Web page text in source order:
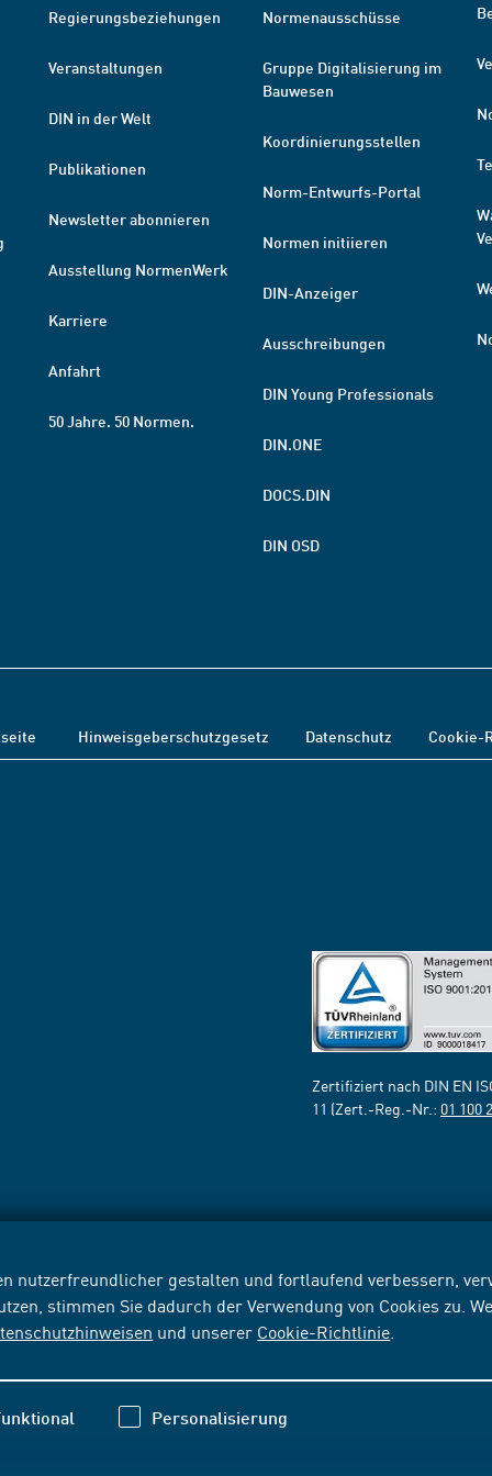
nutzerfreundlicher gestalten und fortlaufend verbessern,
stimmen Sie dadurch der Verwendung von Cookies zu.
und unserer Cookie-Richtlinie
Personalisierung
Regierungsbeziehungen
Veranstaltungen
DIN in der Welt
Publikationen
Newsletter abonnieren
Ausstellung NormenWerk
Karriere
Anfahrt
50 Jahre. 50 Normen.
Normenausschüsse
Gruppe Digitalisierung im
Bauwesen
Koordinierungsstellen
Norm-Entwurfs-Portal
Normen initiieren
DIN-Anzeiger
Ausschreibungen
DIN Young Professionals
DIN.ONE
DOCS.DIN
DIN OSD
Hinweisgeberschutzgesetz Datenschutz Cookie-
Zertifiziert nach DIN EN
11 (Zert.-Reg.-Nr.: 01 100